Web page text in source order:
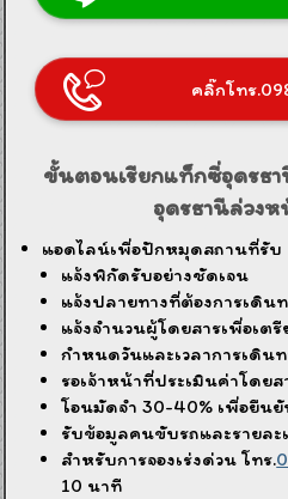
คลิ๊กโทร
ขั้นตอนเรียกแท็กซี่อุดรธ
อุดรธานีล่วงห
แอดไลน์เพื่อปักหมุดสถานที่รับ
แจ้งพิกัดรับอย่างชัดเจน
แจ้งปลายทางที่ต้องการเดิน
แจ้งจำนวนผู้โดยสารเพื่อเต
กำหนดวันและเวลาการเดินท
รอเจ้าหน้าที่ประเมินค่าโดยส
โอนมัดจำ 30-40% เพื่อยืนยั
รับข้อมูลคนขับรถและรายละ
สำหรับการจองเร่งด่วน โทร.
10 นาที